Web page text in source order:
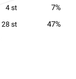
4 st 7%
28 st 47%